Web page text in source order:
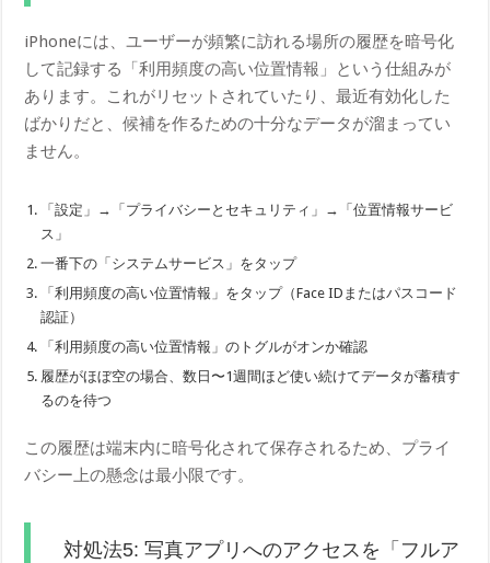
iPhoneには、ユーザーが頻繁に訪れる場所の履歴を暗号化
して記録する「利用頻度の高い位置情報」という仕組みが
あります。これがリセットされていたり、最近有効化した
ばかりだと、候補を作るための十分なデータが溜まってい
ません。
「設定」→「プライバシーとセキュリティ」→「位置情報サービ
ス」
一番下の「システムサービス」をタップ
「利用頻度の高い位置情報」をタップ（Face IDまたはパスコード
認証）
「利用頻度の高い位置情報」のトグルがオンか確認
履歴がほぼ空の場合、数日〜1週間ほど使い続けてデータが蓄積す
るのを待つ
この履歴は端末内に暗号化されて保存されるため、プライ
バシー上の懸念は最小限です。
対処法5: 写真アプリへのアクセスを「フルア